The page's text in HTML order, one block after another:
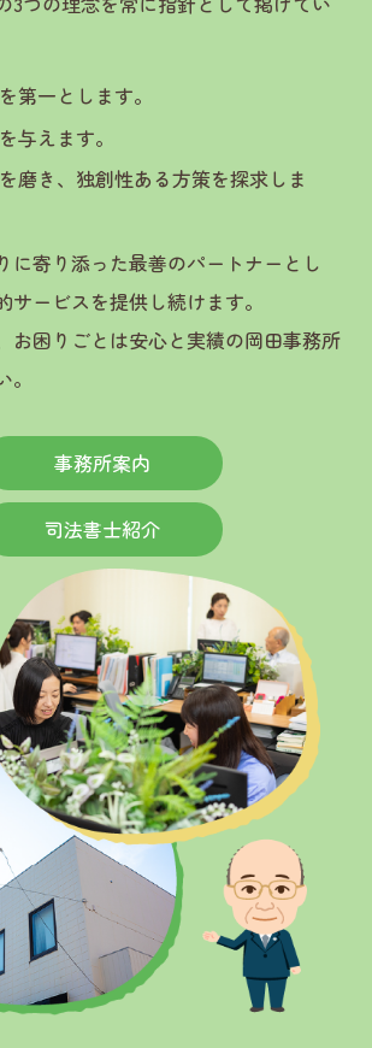
第一とします。
与えます。
磨き、独創性ある方策を探求しま
に寄り添った最善のパートナーとし
サービスを提供し続けます。
お困りごとは安心と実績の岡田事務所
事務所案内
司法書士紹介